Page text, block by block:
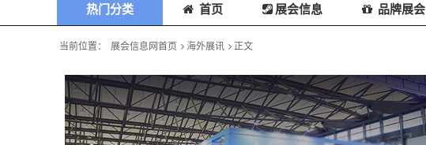
热门分类 首页 展会信息 品牌展会
当前位置： 展会信息网首页 海外展讯 正文